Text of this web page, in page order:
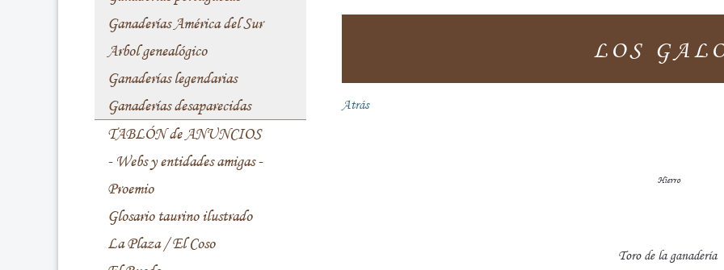
Ganaderías América del Sur
Arbol genealógico
Ganaderías legendarias
Ganaderías desaparecidas
TABLÓN de ANUNCIOS
- Webs y entidades amigas -
Proemio
Glosario taurino ilustrado
La Plaza / El Coso
LOS
Atrás
Hierro
Toro de la ganadería